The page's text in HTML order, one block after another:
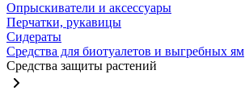
Опрыскиватели и аксессуары
Перчатки, рукавицы
Сидераты
Средства для биотуалетов и выгребных ям
Средства защиты растений